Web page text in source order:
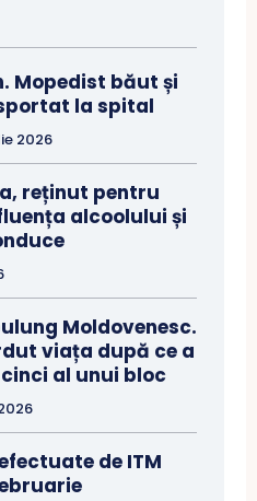
Mopedist băut și
la spital
2026
reținut pentru
alcoolului și
Moldovenesc.
viața după ce a
al unui bloc
de ITM